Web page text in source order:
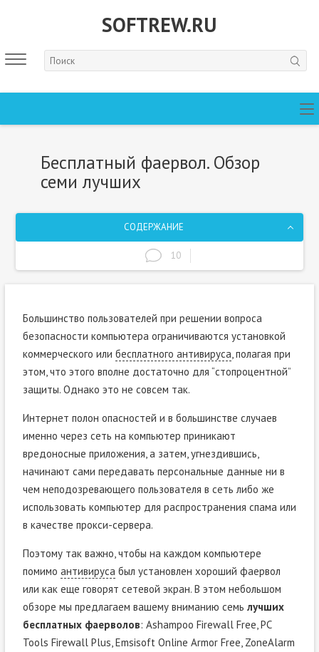
SOFTREW.RU
Бесплатный фаервол. Обзор
семи лучших
СОДЕРЖАНИЕ
10
Большинство пользователей при решении вопроса
безопасности компьютера ограничиваются установкой
коммерческого или бесплатного антивируса, полагая при
этом, что этого вполне достаточно для “стопроцентной”
защиты. Однако это не совсем так.
Интернет полон опасностей и в большинстве случаев
именно через сеть на компьютер приникают
вредоносные приложения, а затем, угнездившись,
начинают сами передавать персональные данные ни в
чем неподозревающего пользователя в сеть либо же
использовать компьютер для распространения спама или
в качестве прокси-сервера.
Поэтому так важно, чтобы на каждом компьютере
помимо антивирусабыл установлен хороший фаервол
или как еще говорят сетевой экран. В этом небольшом
обзоре мы предлагаем вашему вниманию семь лучших
бесплатных фаерволов: Ashampoo Firewall Free, PC
Tools Firewall Plus, Emsisoft Online Armor Free, ZoneAlarm